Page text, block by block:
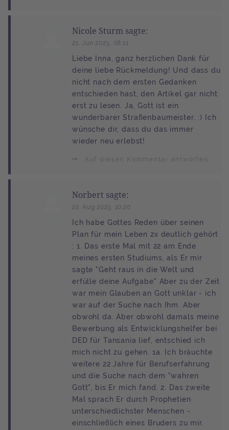
Nicole Sturm sagte:
21. Jun 2023, 08:11
Liebe Inna, ganz herzlichen Dank für
deine liebe Rückmeldung! Und dass du
nicht nach dem ersten Gedanken
entschieden hast, den Artikel gar nicht
erst zu lesen. Ja, Gott ist ein
wunderbarer Straßenbaumeister. :) Ich
wünsche dir, dass du das immer
wieder neu erlebst!
Auf diesen Kommentar antworten
Norbert sagte:
22. Aug 2023, 10:20
Ich habe Gottes Reden über seinen
Plan für mein Leben 2x deutlich gehört
: 1. Das erste Mal mit 22 am Ende
meines ersten Studiums, als Er mir
sagte "Geht raus in die Welt und
erfülle deine Aufgabe" Aber zu der Zeit
war mein Glauben an Gott unklar - ich
war auf der Suche nach Ihm. Aber
obwohl da. Aber obwohl damals meine
Bewerbung als Entwicklungshelfer bei
DED für Tansania lief, entschied ich
mich nicht zu gehen. 1a. Ich bräuchte
weitere 22 Jahre für Berufserfahrung
und die Suche nach dem "wahren
Gott", bis Er mich fand. 2. Das zweite
Mal sprach Er durch Prophetien
unterschiedlichster Menschen -
einschließlich eines Bruders zu mir.